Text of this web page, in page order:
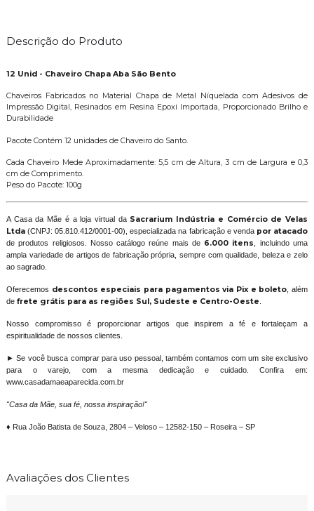
Descrição do Produto
12 Unid - Chaveiro Chapa Aba São Bento
Chaveiros Fabricados no Material Chapa de Metal Níquelada com Adesivos de
Impressão Digital, Resinados em Resina Epoxi Importada, Proporcionado Brilho e
Durabilidade
Pacote Contém 12 unidades de Chaveiro do Santo.
Cada Chaveiro Mede Aproximadamente: 5,5 cm de Altura, 3 cm de Largura e 0,3
cm de Comprimento.
Peso do Pacote: 100g
A Casa da Mãe é a loja virtual daSacrarium Indústria e Comércio de Velas
Ltda(CNPJ: 05.810.412/0001-00), especializada na fabricação e venda por atacado
de produtos religiosos. Nosso catálogo reúne mais de 6.000 itens
, incluindo uma
ampla variedade de artigos de fabricação própria, sempre com qualidade, beleza e zelo
ao sagrado.
Oferecemos descontos especiais para pagamentos via Pix e boleto , além
de frete grátis para as regiões Sul, Sudeste e Centro-Oeste
Nosso compromisso é proporcionar artigos que inspirem a fé e fortaleçam a
espiritualidade de nossos clientes.
► Se você busca comprar para uso pessoal, também contamos com um site exclusivo
para o varejo, com a mesma dedicação e cuidado. Confira em:
www.casadamaeaparecida.com.br
"Casa da Mãe, sua fé, nossa inspiração!"
♦ Rua João Batista de Souza, 2804 – Veloso – 12582-150 – Roseira – SP
Avaliações dos Clientes